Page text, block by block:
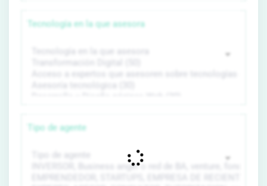
Tecnología en la que asesora
Tipo de agente